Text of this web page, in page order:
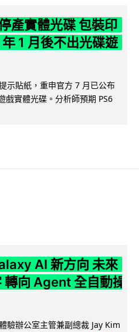
產實體光碟 包裝印
1 月後不出光碟遊
示貼紙，重申官方 7 月已公布
戲實體光碟。分析師預期 PS6
AI 新方向 未來
向 Agent 全自動操
驗辦公室主管兼副總裁 Jay Kim